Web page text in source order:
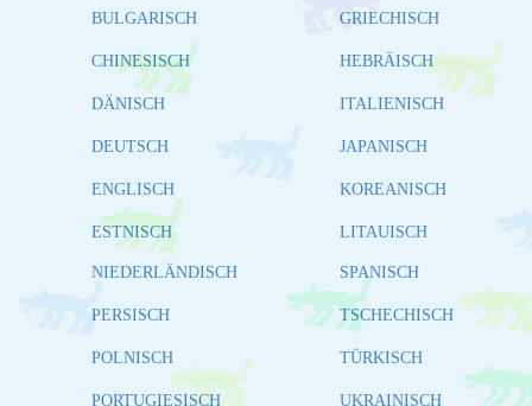
BULGARISCH
CHINESISCH
DÄNISCH
DEUTSCH
ENGLISCH
ESTNISCH
GRIECHISCH
HEBRÄISCH
ITALIENISCH
JAPANISCH
KOREANISCH
LITAUISCH
NIEDERLÄNDISCH
PERSISCH
POLNISCH
PORTUGIESISCH
SPANISCH
TSCHECHISCH
TÜRKISCH
UKRAINISCH